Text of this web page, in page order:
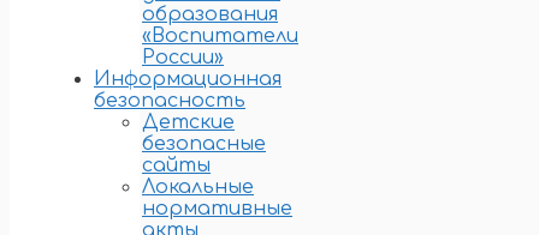
образования
«Воспитатели
России»
Информационная
безопасность
Детские
безопасные
сайты
Локальные
нормативные
акты